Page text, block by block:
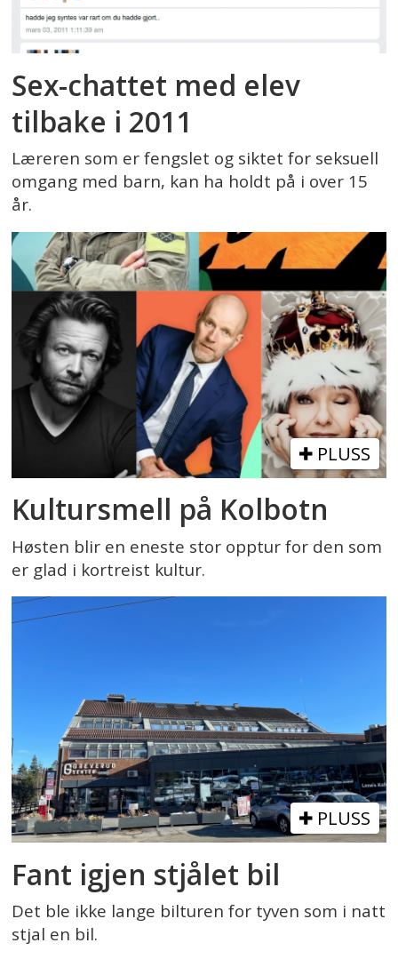
Sex-chattet med elev
tilbake i 2011
Læreren som er fengslet og siktet for seksuell
omgang med barn, kan ha holdt på i over 15
år.
PLUSS
Kultursmell på Kolbotn
Høsten blir en eneste stor opptur for den som
er glad i kortreist kultur.
PLUSS
Fant igjen stjålet bil
Det ble ikke lange bilturen for tyven som i natt
stjal en bil.